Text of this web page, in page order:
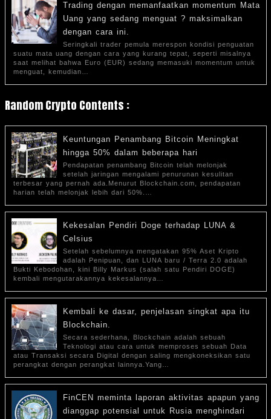
Trading dengan memanfaatkan momentum Mata
Uang yang sedang menguat ? maksimalkan
dengan cara ini.
Seringkali trader pemula merespon kondisi penguatan
suatu mata uang dengan cara yang kurang tepat, seperti misalnya
saat melihat bahwa Euro (EUR) sedang memasuki momentum untuk
menguat, kemudian…
Random Crypto Contents :
Keuntungan Penambang Bitcoin Meningkat
hingga 50% dalam beberapa hari
Pendapatan penambang Bitcoin telah melonjak
setelah jaringan mengalami penurunan kesulitan
terbesar yang pernah ada.Menurut Blockchain.com, pendapatan
harian telah melonjak lebih dari 50%.…
Kekesalan Pendiri Doge terhadap LUNA &
Celsius
Setelah sebelumnya mengatakan 95% Aset Kripto
adalah Penipuan, dan LUNA baru / Terra 2.0 adalah
Bukti Kebodohan, kini Billy Markus (salah satu Pendiri DOGE)
kembali mengutarakannya kekesalannya…
Kembali ke dasar, penjelasan singkat apa itu
Blockchain.
Secara sederhana, Blockchain adalah sebuah
Teknologi atau cara untuk memproses sebuah Data
atau Transaksi secara Digital dengan saling mengkoneksikan satu
perangkat dengan perangkat lainnya.Yang…
FinCEN meminta laporan aktivitas apapun yang
dianggap potensial untuk Rusia menghindari